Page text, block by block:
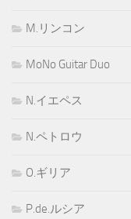
M.リンコン
MoNo Guitar Duo
N.イエペス
N.ペトロウ
O.ギリア
P.de.ルシア